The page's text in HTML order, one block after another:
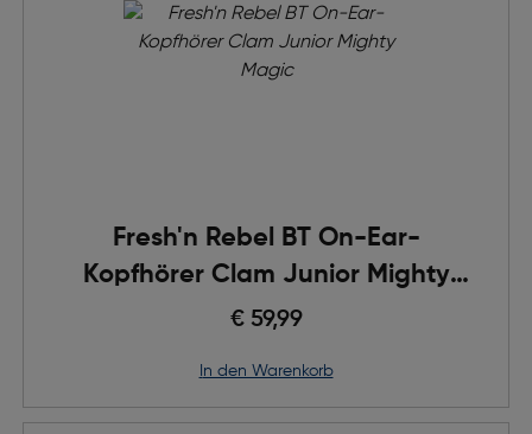
Fresh'n Rebel BT On-Ear-
Kopfhörer Clam Junior Mighty
Magic
€ 59,99
in den Warenkorb